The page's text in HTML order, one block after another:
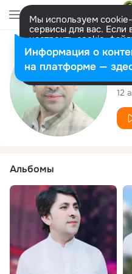
Мы используем
сервисы для вас. Если
настроить cookie-
представитель.
Разрешить все
12
Альбомы
Информация о
на платформе —